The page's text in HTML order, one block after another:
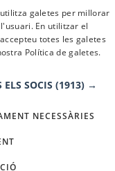
galetes per millorar
En utilitzar el
totes les galetes
Política de galetes.
ELS SOCIS (1913) →
NECESSÀRIES